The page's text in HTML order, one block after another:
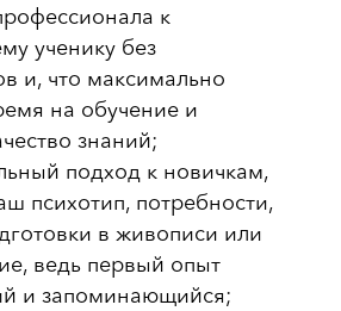
к
ученику без
и, что максимально
на обучение и
знаний;
подход к новичкам,
психотип, потребности,
в живописи или
ведь первый опыт
и запоминающийся;